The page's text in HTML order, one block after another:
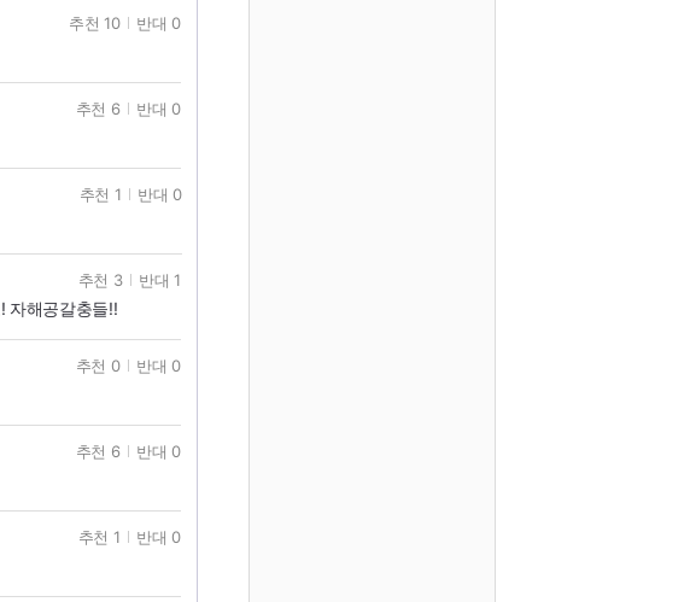
추천 10 반대 0
추천 6 반대 0
추천 1 반대 0
자해공갈충들!!
추천 3 반대 1
추천 0 반대 0
추천 6 반대 0
추천 1 반대 0